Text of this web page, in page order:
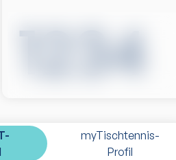
1234
myTischtennis-
Profil